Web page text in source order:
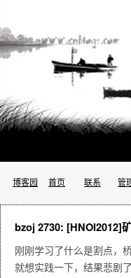
博客园 首页 联系 管
bzoj 2730: [HNOI2012]
刚刚学习了什么是割点，
就想实践一下，结果悲剧了